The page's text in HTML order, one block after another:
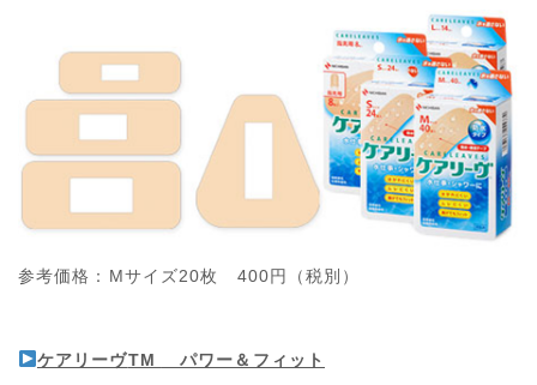
参考価格：Mサイズ20枚 400円（税別）
ケアリーヴTM パワー＆フィット